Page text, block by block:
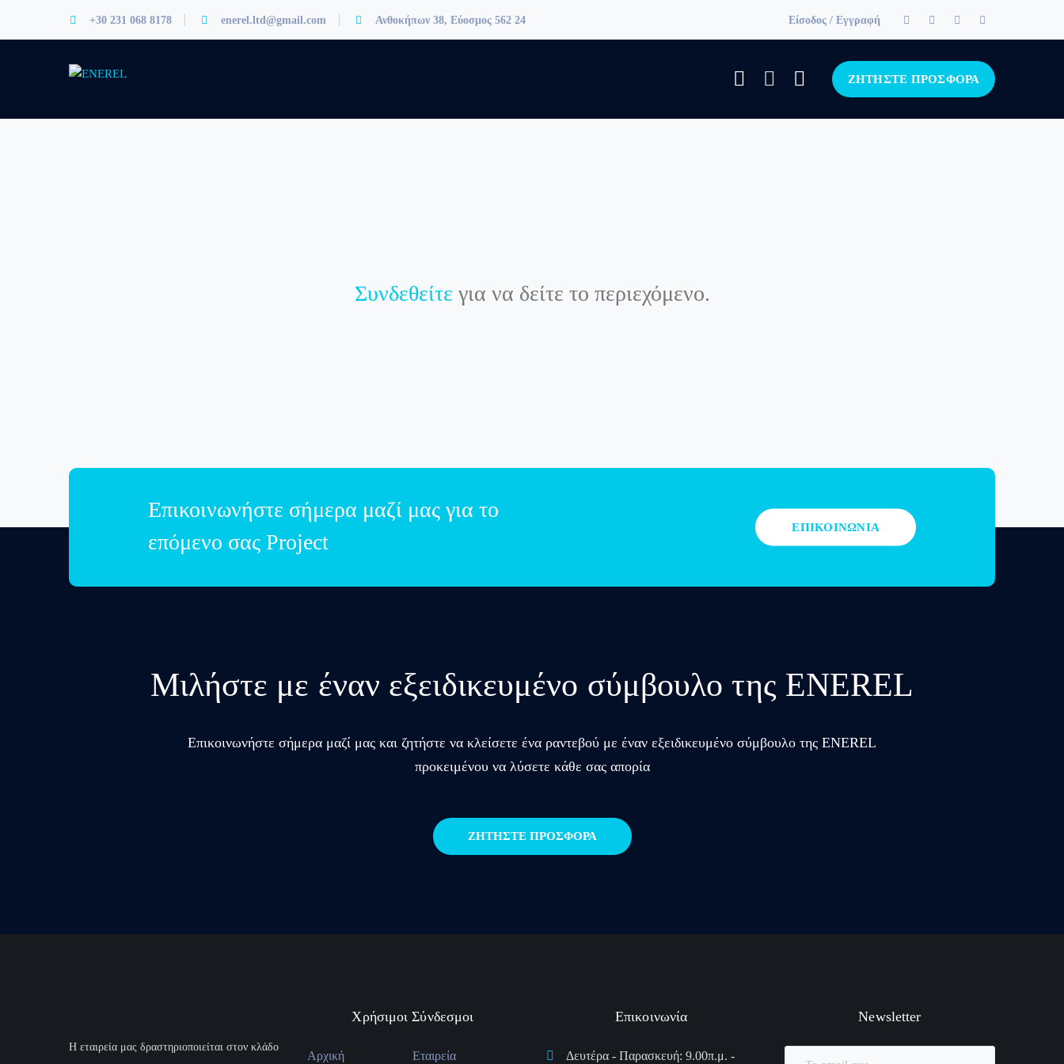
+30 231 068 8178 enerel.ltd@gmail.com Ανθοκήπων 38, Εύοσμος 562 24 Είσοδος / Εγγραφή
Facebook
Profile
Twitter
Profile
LinkedIn
ProfileProfile
ΖΗΤΗΣΤΕ ΠΡΟΣΦΟΡΑ
Συνδεθείτε για να δείτε το περιεχόμενο.
Επικοινωνήστε σήμερα μαζί μας για το
επόμενο σας Project
ΕΠΙΚΟΙΝΩΝΙΑ
Μιλήστε με έναν εξειδικευμένο σύμβουλο της ENEREL
Επικοινωνήστε σήμερα μαζί μας και ζητήστε να κλείσετε ένα ραντεβού με έναν εξειδικευμένο σύμβουλο της ENEREL
προκειμένου να λύσετε κάθε σας απορία
ΖΗΤΗΣΤΕ ΠΡΟΣΦΟΡΑ
H εταιρεία μας δραστηριοποιείται στον κλάδο
Χρήσιμοι Σύνδεσμοι
Αρχική Εταιρεία
Επικοινωνία
Δευτέρα - Παρασκευή: 9.00π.μ. -
Newsletter